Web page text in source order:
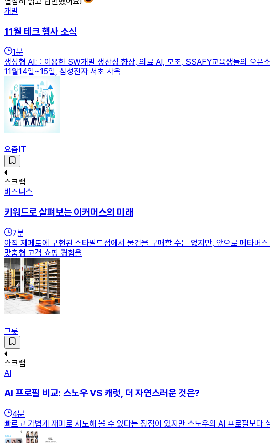
개발
11월 테크 행사 소식
1분
생성형 AI를 이용한 SW개발 생산성 향상, 의료 AI, 모조, SSAFY교육생들의 오픈
11월14일~15일, 삼성전자 서초 사옥
요즘IT
스크랩
비즈니스
키워드로 살펴보는 이커머스의 미래
7분
아직 제페토에 구현된 스타필드점에서 물건을 구매할 수는 없지만, 앞으로 메타
맞춤형 고객 쇼핑 경험을
그릇
스크랩
AI
AI 프로필 비교: 스노우 VS 캐럿, 더 자연스러운 것은?
4분
빠르고 가볍게 재미로 시도해 볼 수 있다는 장점이 있지만 스노우의 AI 프로필보